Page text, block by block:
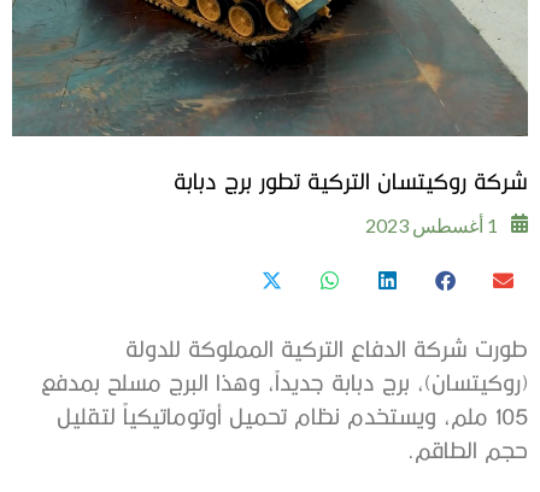
شركة روكيتسان التركية تطور برج دبابة
1 أغسطس 2023
طورت شركة الدفاع التركية المملوكة للدولة
(روكيتسان)، برج دبابة جديداً، وهذا البرج مسلح بمدفع
105 ملم، ويستخدم نظام تحميل أوتوماتيكياً لتقليل
حجم الطاقم.